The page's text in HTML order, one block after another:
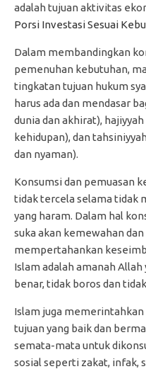
adalah tujuan aktivitas
Porsi Investasi Sesuai
Dalam membandingkan
pemenuhan kebutuhan,
tingkatan tujuan hukum
harus ada dan mendasar
dunia dan akhirat),
kehidupan), dan
dan nyaman).
Konsumsi dan pemuasan
tidak tercela selama tidak
yang haram. Dalam hal
suka akan kemewahan
mempertahankan
Islam adalah amanah
benar, tidak boros dan
Islam juga
tujuan yang baik dan
semata-mata untuk
sosial seperti zakat, infak,